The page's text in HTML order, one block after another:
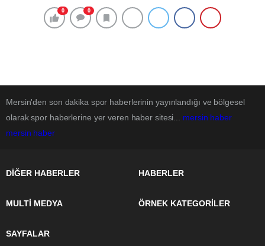
0 0
Mersin'den son dakika spor haberlerinin yayınlandığı ve bölgesel
olarak spor haberlerine yer veren haber sitesi... mersin haber
mersin haber
DİĞER HABERLER HABERLER
MULTİ MEDYA ÖRNEK KATEGORİLER
SAYFALAR